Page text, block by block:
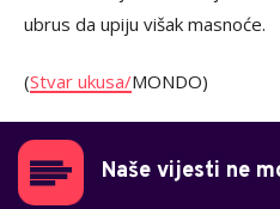
ubrus da upiju višak masnoće.
(Stvar ukusa/MONDO)
Naše vijesti ne